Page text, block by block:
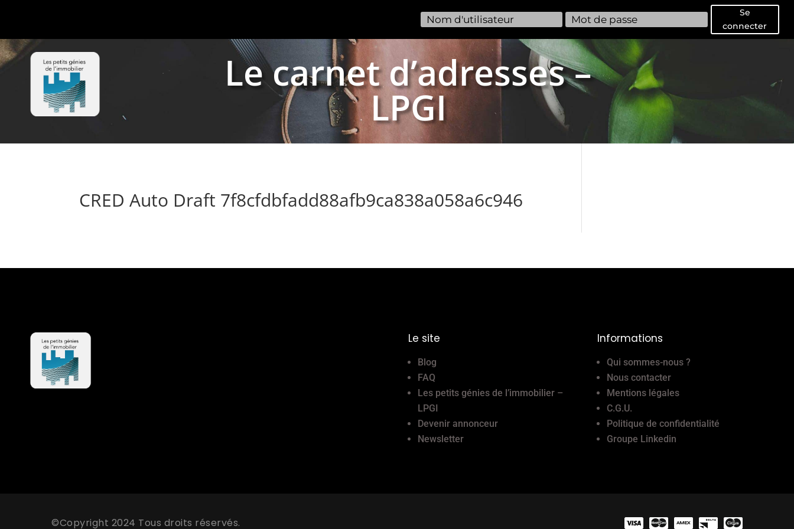
Se
connecter
Le carnet d’adresses –
LPGI
CRED Auto Draft 7f8cfdbfadd88afb9ca838a058a6c946
Le site
Blog
FAQ
Les petits génies de l’immobilier –
LPGI
Devenir annonceur
Newsletter
Informations
Qui sommes-nous ?
Nous contacter
Mentions légales
C.G.U.
Politique de confidentialité
Groupe Linkedin
©Copyright 2024 Tous droits réservés.